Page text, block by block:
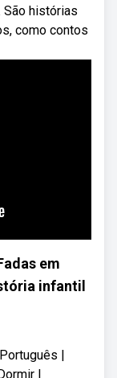
histórias
como contos
em
infantil
|
|